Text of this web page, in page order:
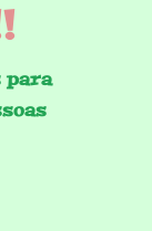
para